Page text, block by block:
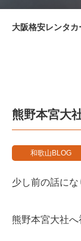
大阪格安レンタカ
熊野本宮大
和歌山BLOG
少し前の話にな
熊野本宮大社へ